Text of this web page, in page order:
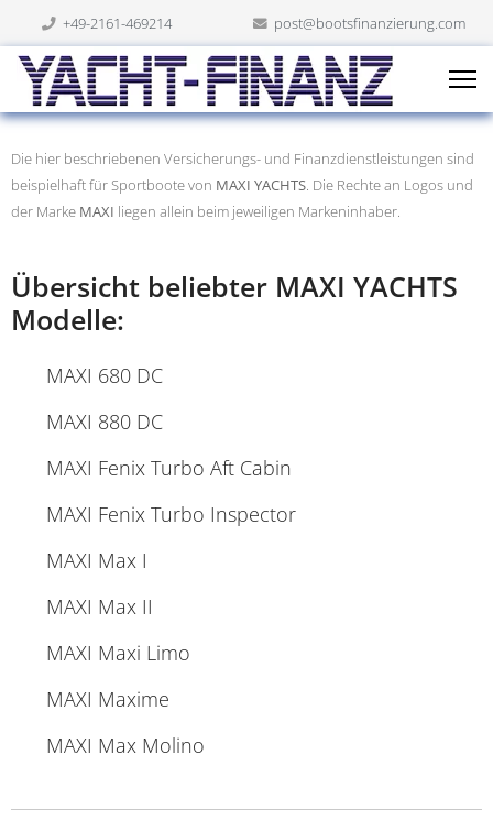
+49-2161-469214 post@bootsfinanzierung.com
Die hier beschriebenen Versicherungs- und Finanzdienstleistungen sind
beispielhaft für Sportboote von MAXI YACHTS. Die Rechte an Logos und
der Marke MAXI liegen allein beim jeweiligen Markeninhaber.
Übersicht beliebter MAXI YACHTS
Modelle:
MAXI 680 DC
MAXI 880 DC
MAXI Fenix Turbo Aft Cabin
MAXI Fenix Turbo Inspector
MAXI Max I
MAXI Max II
MAXI Maxi Limo
MAXI Maxime
MAXI Max Molino